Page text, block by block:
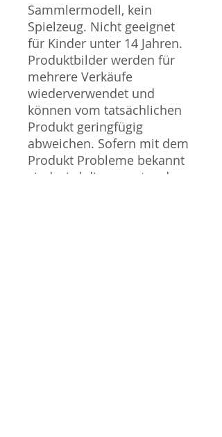
Sammlermodell, kein
Spielzeug. Nicht geeignet
für Kinder unter 14 Jahren.
Produktbilder werden für
mehrere Verkäufe
wiederverwendet und
können vom tatsächlichen
Produkt geringfügig
abweichen. Sofern mit dem
Produkt Probleme bekannt
sind wird dieses entweder